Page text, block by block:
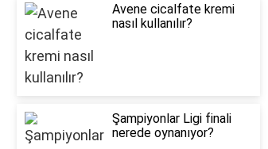
Avene cicalfate kremi
nasıl kullanılır?
Şampiyonlar Ligi finali
nerede oynanıyor?